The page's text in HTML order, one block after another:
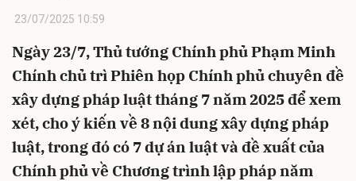
23/07/2025 10:59
Ngày 23/7, Thủ tướng Chính phủ Phạm Minh
Chính chủ trì Phiên họp Chính phủ chuyên đề
xây dựng pháp luật tháng 7 năm 2025 để xem
xét, cho ý kiến về 8 nội dung xây dựng pháp
luật, trong đó có 7 dự án luật và đề xuất của
Chính phủ về Chương trình lập pháp năm